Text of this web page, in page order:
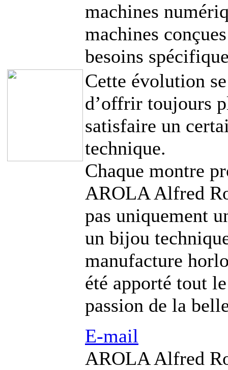
machines
machines
besoins
Cette évolution
d’offrir toujours
satisfaire un
technique.
Chaque montre
AROLA Alfred
pas uniquement
un bijou
manufacture
été apporté tout
passion de la
E-mail
AROLA Alfred